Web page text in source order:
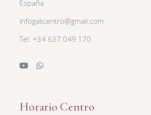
España
infogalicentro@gmail.com
Tel: +34 637 049 170
Horario Centro